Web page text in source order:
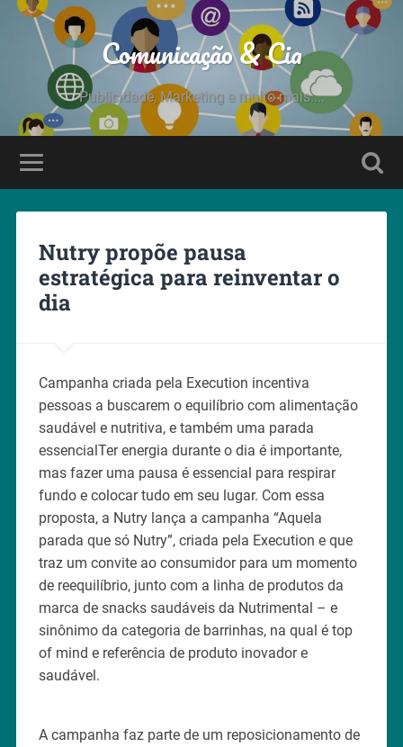
Comunicação & Cia
Publicidade, Marketing e muito mais....
Nutry propõe pausa
estratégica para reinventar o
dia
Campanha criada pela Execution incentiva
pessoas a buscarem o equilíbrio com alimentação
saudável e nutritiva, e também uma parada
essencialTer energia durante o dia é importante,
mas fazer uma pausa é essencial para respirar
fundo e colocar tudo em seu lugar. Com essa
proposta, a Nutry lança a campanha “Aquela
parada que só Nutry”, criada pela Execution e que
traz um convite ao consumidor para um momento
de reequilíbrio, junto com a linha de produtos da
marca de snacks saudáveis da Nutrimental – e
sinônimo da categoria de barrinhas, na qual é top
of mind e referência de produto inovador e
saudável.
A campanha faz parte de um reposicionamento de